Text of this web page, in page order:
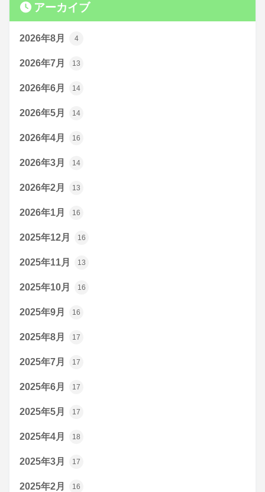
アーカイブ
2026年8月 4
2026年7月 13
2026年6月 14
2026年5月 14
2026年4月 16
2026年3月 14
2026年2月 13
2026年1月 16
2025年12月 16
2025年11月 13
2025年10月 16
2025年9月 16
2025年8月 17
2025年7月 17
2025年6月 17
2025年5月 17
2025年4月 18
2025年3月 17
2025年2月 16